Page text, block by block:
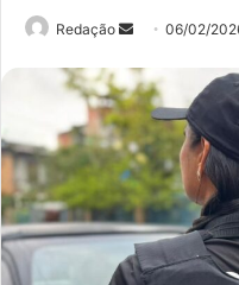
Redação
Mande
e-
mail
06/02/